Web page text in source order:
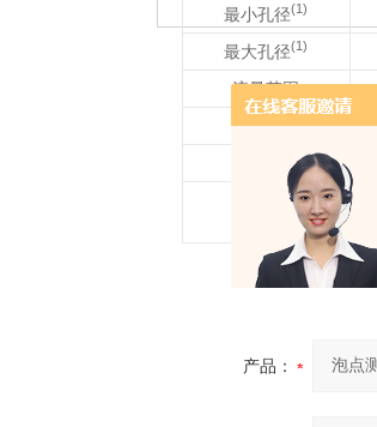
最小孔径(1)
最大孔径(1)
流量范围
泡点
(*)
产品：